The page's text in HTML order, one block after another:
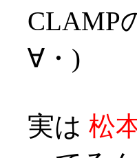
CLAMP
∀・)
実は 松